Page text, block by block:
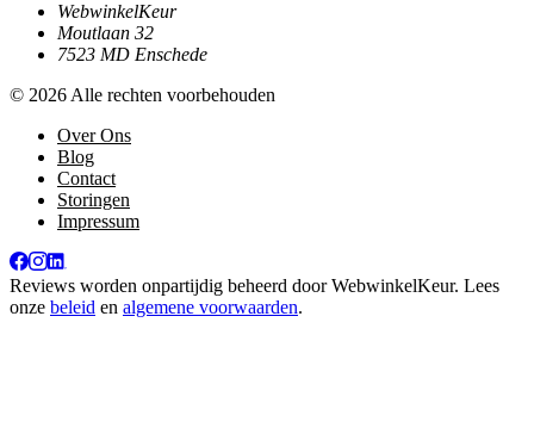
WebwinkelKeur
Moutlaan 32
7523 MD Enschede
© 2026 Alle rechten voorbehouden
Over Ons
Blog
Contact
Storingen
Impressum
Reviews worden onpartijdig beheerd doorWebwinkelKeur. Lees
onze beleid en algemene voorwaarden.